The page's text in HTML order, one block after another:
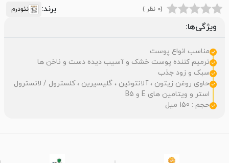
(0 نظر ) برند: نئودرم
ویژگی‌ها:
مناسب انواع پوست
ترمیم کننده پوست خشک و آسیب دیده دست و ناخن ها
سبک و زود جذب
حاوی روغن زیتون ، آلانتوئین ، گلیسیرین ، کلسترول / لانسترول
استر و ویتامین های E و B5
حجم : 150 میل